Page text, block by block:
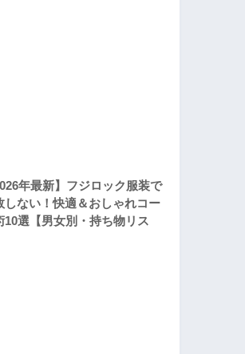
年最新】フジロック服装で
しない！快適＆おしゃれコー
10選【男女別・持ち物リス